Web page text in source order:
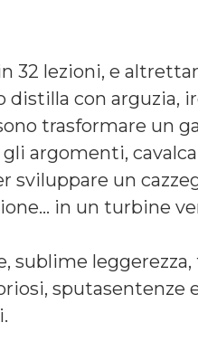
32 lezioni, e
distilla con arguzia,
trasformare un
argomenti,
sviluppare un
in un turbine
sublime